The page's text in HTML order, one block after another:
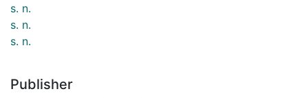
s. n.
s. n.
s. n.
Publisher